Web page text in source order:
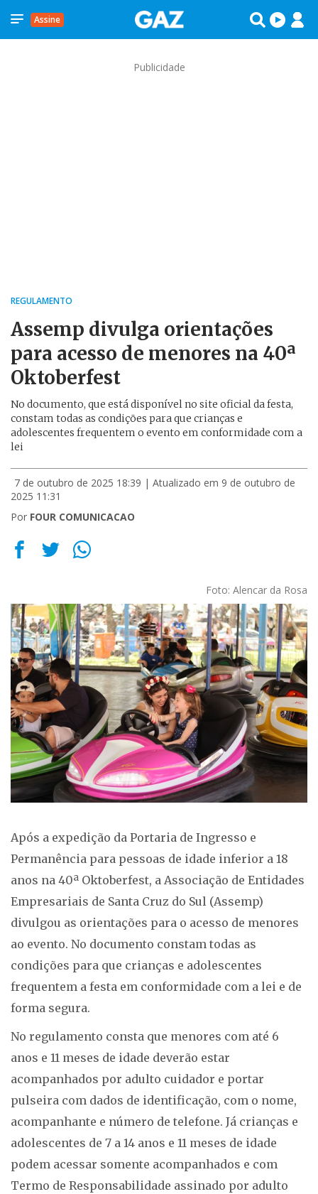
Assine
Publicidade
REGULAMENTO
Assemp divulga orientações
para acesso de menores na 40ª
Oktoberfest
No documento, que está disponível no site oficial da festa,
constam todas as condições para que crianças e
adolescentes frequentem o evento em conformidade com a
lei
7 de outubro de 2025 18:39 | Atualizado em 9 de outubro de
2025 11:31
Por FOUR COMUNICACAO
Foto: Alencar da Rosa
Após a expedição da Portaria de Ingresso e
Permanência para pessoas de idade inferior a 18
anos na 40ª Oktoberfest, a Associação de Entidades
Empresariais de Santa Cruz do Sul (Assemp)
divulgou as orientações para o acesso de menores
ao evento. No documento constam todas as
condições para que crianças e adolescentes
frequentem a festa em conformidade com a lei e de
forma segura.
No regulamento consta que menores com até 6
anos e 11 meses de idade deverão estar
acompanhados por adulto cuidador e portar
pulseira com dados de identificação, com o nome,
acompanhante e número de telefone. Já crianças e
adolescentes de 7 a 14 anos e 11 meses de idade
podem acessar somente acompanhados e com
Termo de Responsabilidade assinado por adulto